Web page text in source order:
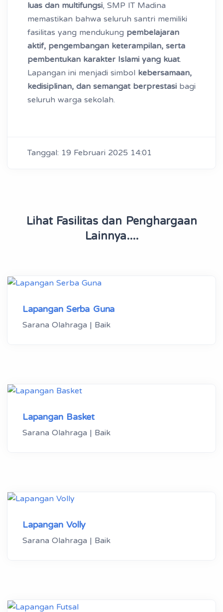
luas dan multifungsi, SMP IT Madina
memastikan bahwa seluruh santri memiliki
fasilitas yang mendukung pembelajaran
aktif, pengembangan keterampilan, serta
pembentukan karakter Islami yang kuat.
Lapangan ini menjadi simbol kebersamaan,
kedisiplinan, dan semangat berprestasi bagi
seluruh warga sekolah.
Tanggal: 19 Februari 2025 14:01
Lihat Fasilitas dan Penghargaan
Lainnya....
Lapangan Serba Guna
Sarana Olahraga | Baik
Lapangan Basket
Sarana Olahraga | Baik
Lapangan Volly
Sarana Olahraga | Baik